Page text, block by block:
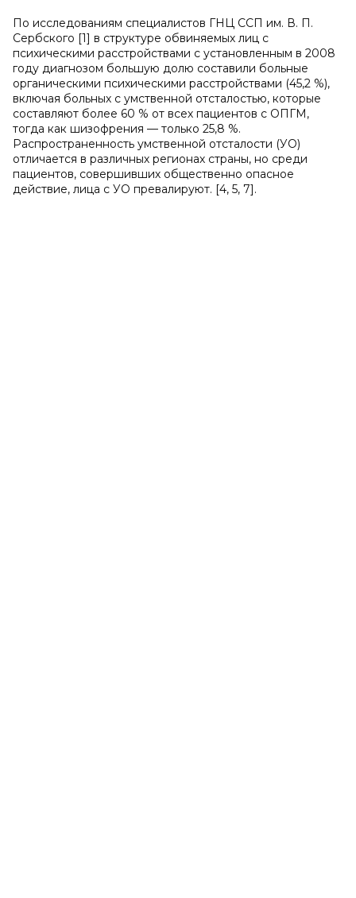
По исследованиям специалистов ГНЦ ССП им. В. П.
Сербского [1] в структуре обвиняемых лиц с
психическими расстройствами с установленным в 2008
году диагнозом большую долю составили больные
органическими психическими расстройствами (45,2 %),
включая больных с умственной отсталостью, которые
составляют более 60 % от всех пациентов с ОПГМ,
тогда как шизофрения — только 25,8 %.
Распространенность умственной отсталости (УО)
отличается в различных регионах страны, но среди
пациентов, совершивших общественно опасное
действие, лица с УО превалируют. [4, 5, 7].